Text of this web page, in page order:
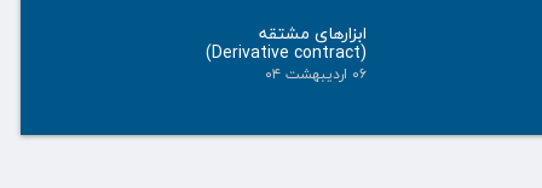
ابزارهای مشتقه
(Derivative contract)
۰۶ اردیبهشت ۰۴